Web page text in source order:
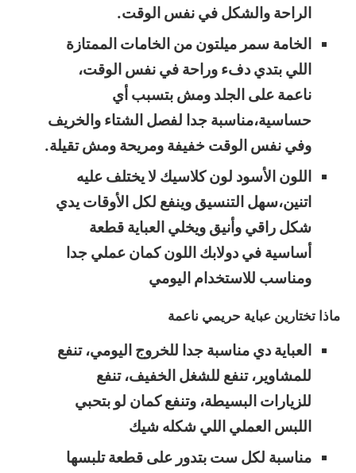
الراحة والشكل في نفس الوقت.
الخامة سمر ميلتون من الخامات الممتازة
اللي بتدي دفء وراحة في نفس الوقت،
ناعمة على الجلد ومش بتسبب أي
حساسية،مناسبة جدا لفصل الشتاء والخريف
وفي نفس الوقت خفيفة ومريحة ومش تقيلة.
اللون الأسود لون كلاسيك لا يختلف عليه
اتنين،سهل التنسيق وينفع لكل الأوقات يدي
شكل راقي وأنيق ويخلي العباية قطعة
أساسية في دولابك اللون كمان عملي جدا
ومناسب للاستخدام اليومي
ماذا تختارين عباية حريمي ناعمة
العباية دي مناسبة جدا للخروج اليومي، تنفع
للمشاوير، تنفع للشغل الخفيف، تنفع
للزيارات البسيطة، وتنفع كمان لو بتحبي
اللبس العملي اللي شكله شيك
مناسبة لكل ست بتدور على قطعة تلبسها